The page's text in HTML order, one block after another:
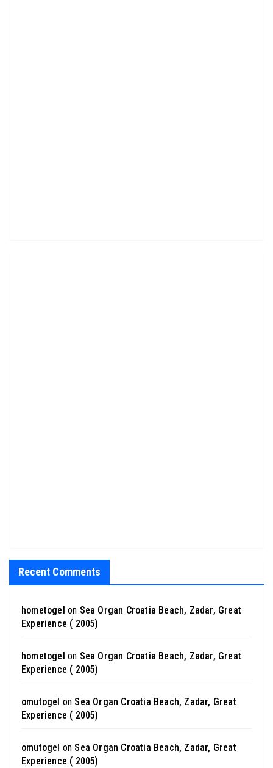
Recent Comments
hometogel on Sea Organ Croatia Beach, Zadar, Great
Experience ( 2005)
hometogel on Sea Organ Croatia Beach, Zadar, Great
Experience ( 2005)
omutogel on Sea Organ Croatia Beach, Zadar, Great
Experience ( 2005)
omutogel on Sea Organ Croatia Beach, Zadar, Great
Experience ( 2005)